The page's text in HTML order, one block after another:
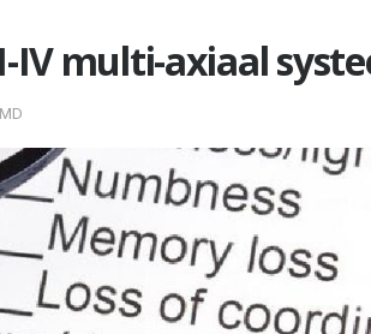
IV multi-axiaal